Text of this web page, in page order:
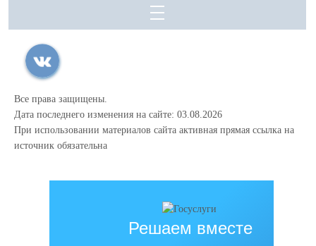
Все права защищены.
Дата последнего изменения на сайте: 03.08.2026
При использовании материалов сайта активная прямая ссылка на
источник обязательна
Решаем вместе